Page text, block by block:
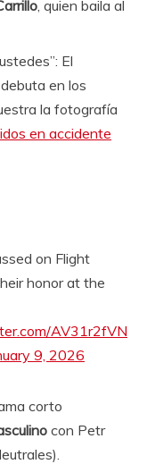
, quien baila al
El
debuta en los
la fotografía
en accidente
on Flight
honor at the
AV31r2fVN
9, 2026
corto
con Petr